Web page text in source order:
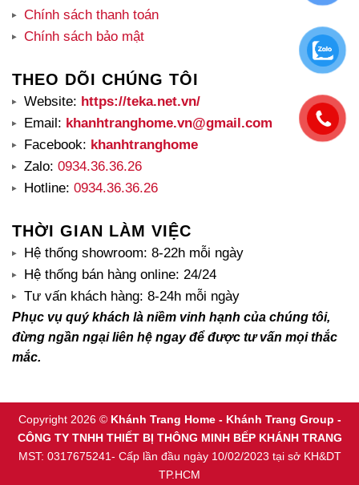
Chính sách thanh toán
Chính sách bảo mật
THEO DÕI CHÚNG TÔI
Website: https://teka.net.vn/
Email: khanhtranghome.vn@gmail.com
Facebook: khanhtranghome
Zalo: 0934.36.36.26
Hotline: 0934.36.36.26
THỜI GIAN LÀM VIỆC
Hệ thống showroom: 8-22h mỗi ngày
Hệ thống bán hàng online: 24/24
Tư vấn khách hàng: 8-24h mỗi ngày
Phục vụ quý khách là niềm vinh hạnh của chúng tôi,
đừng ngần ngại liên hệ ngay để được tư vấn mọi thắc
mắc.
Copyright 2026 © Khánh Trang Home - Khánh Trang Group -
CÔNG TY TNHH THIẾT BỊ THÔNG MINH BẾP KHÁNH TRANG
MST: 0317675241- Cấp lần đầu ngày 10/02/2023 tại sở KH&DT
TP.HCM